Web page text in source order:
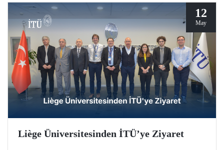
12
May
Liège Üniversitesinden İTÜ’ye Ziyaret